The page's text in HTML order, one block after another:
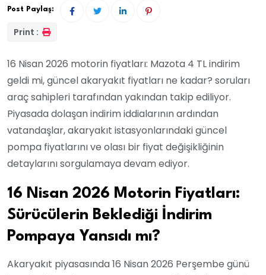
Post Paylaş:
Print :
16 Nisan 2026 motorin fiyatları: Mazota 4 TL indirim
geldi mi, güncel akaryakıt fiyatları ne kadar? soruları
araç sahipleri tarafından yakından takip ediliyor.
Piyasada dolaşan indirim iddialarının ardından
vatandaşlar, akaryakıt istasyonlarındaki güncel
pompa fiyatlarını ve olası bir fiyat değişikliğinin
detaylarını sorgulamaya devam ediyor.
16 Nisan 2026 Motorin Fiyatları:
Sürücülerin Beklediği İndirim
Pompaya Yansıdı mı?
Akaryakıt piyasasında 16 Nisan 2026 Perşembe günü